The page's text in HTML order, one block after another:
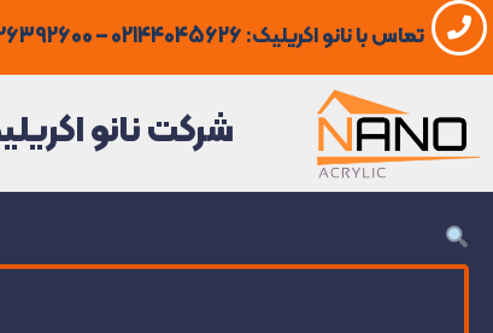
رفتن
به
محتوا
تماس با نانو اکریلیک: 02144045626 – 09126392600
شرکت نانو